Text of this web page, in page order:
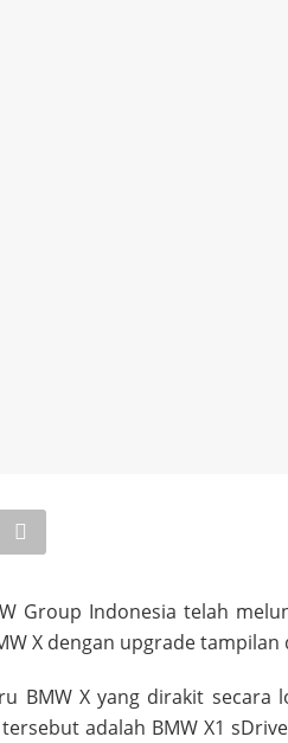
Group Indonesia telah
X dengan upgrade
BMW X yang dirakit secara
adalah BMW X1